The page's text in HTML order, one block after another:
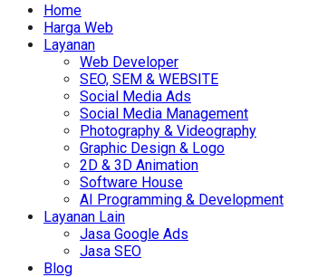
Home
Harga Web
Layanan
Web Developer
SEO, SEM & WEBSITE
Social Media Ads
Social Media Management
Photography & Videography
Graphic Design & Logo
2D & 3D Animation
Software House
AI Programming & Development
Layanan Lain
Jasa Google Ads
Jasa SEO
Blog